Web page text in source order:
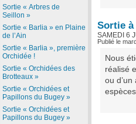
Sortie à
SAMEDI 6
Publié le
Nous
réalisé
ou
Sortie « Arbres de
Seillon »
Sortie « Barlia » en Plaine
de l’Ain
Sortie « Barlia », première
Orchidée !
Sortie « Orchidées des
Brotteaux »
Sortie « Orchidées et
Papillons du Bugey »
Sortie « Orchidées et
Papillons du Bugey »